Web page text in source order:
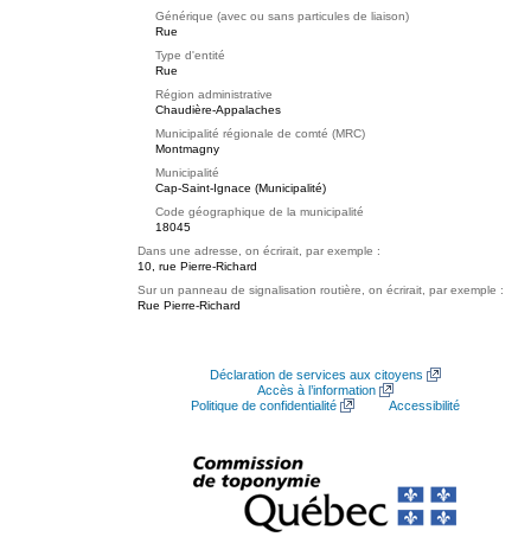
Générique (avec ou sans particules de liaison)
Rue
Type d'entité
Rue
Région administrative
Chaudière-Appalaches
Municipalité régionale de comté (MRC)
Montmagny
Municipalité
Cap-Saint-Ignace (Municipalité)
Code géographique de la municipalité
18045
Dans une adresse, on écrirait, par exemple :
10, rue Pierre-Richard
Sur un panneau de signalisation routière, on écrirait, par exemple :
Rue Pierre-Richard
Déclaration de services aux citoyens
Accès à l’information
Politique de confidentialité
Accessibilité